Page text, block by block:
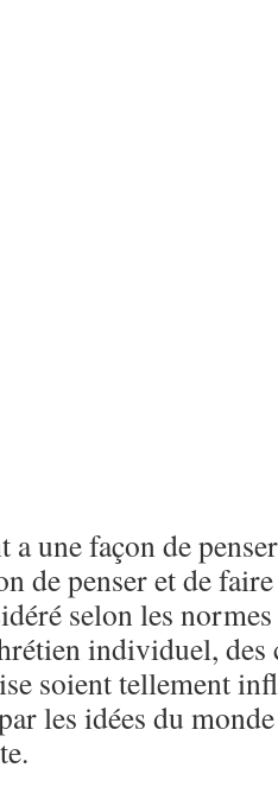
a une façon de
de penser et de
selon les
individuel, des
soient tellement
les idées du